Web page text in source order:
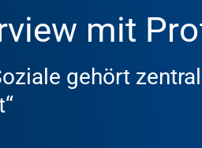
mit
gehört